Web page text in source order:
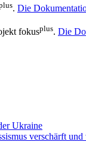
. Die
fokusplus. Die
Ukraine
verschärft und